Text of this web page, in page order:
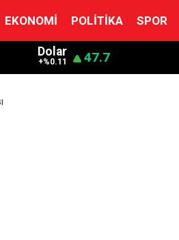
EKONOMI POLITIKA SPOR
Dolar
+%0.11 47.7